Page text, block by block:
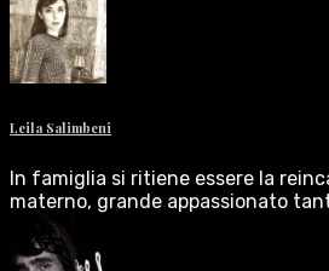
Leila Salimbeni
In famiglia si ritiene essere la
materno, grande appassionato